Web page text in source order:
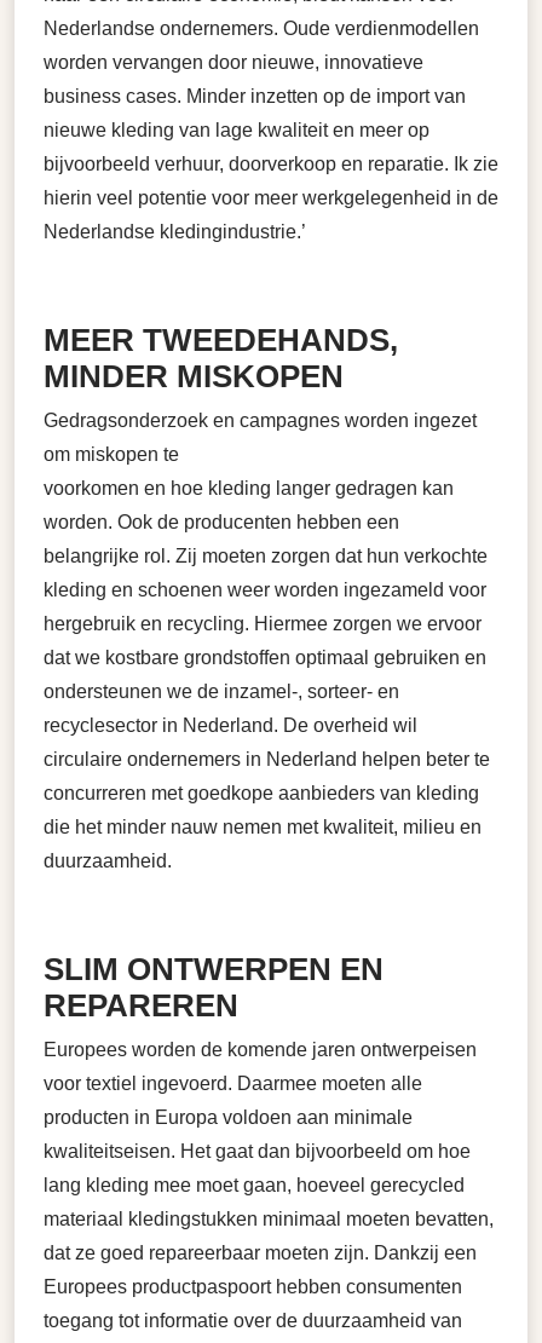
Nederlandse ondernemers. Oude verdienmodellen
worden vervangen door nieuwe, innovatieve
business cases. Minder inzetten op de import van
nieuwe kleding van lage kwaliteit en meer op
bijvoorbeeld verhuur, doorverkoop en reparatie. Ik zie
hierin veel potentie voor meer werkgelegenheid in de
Nederlandse kledingindustrie.’
MEER TWEEDEHANDS,
MINDER MISKOPEN
Gedragsonderzoek en campagnes worden ingezet
om miskopen te
voorkomen en hoe kleding langer gedragen kan
worden. Ook de producenten hebben een
belangrijke rol. Zij moeten zorgen dat hun verkochte
kleding en schoenen weer worden ingezameld voor
hergebruik en recycling. Hiermee zorgen we ervoor
dat we kostbare grondstoffen optimaal gebruiken en
ondersteunen we de inzamel-, sorteer- en
recyclesector in Nederland. De overheid wil
circulaire ondernemers in Nederland helpen beter te
concurreren met goedkope aanbieders van kleding
die het minder nauw nemen met kwaliteit, milieu en
duurzaamheid.
SLIM ONTWERPEN EN
REPAREREN
Europees worden de komende jaren ontwerpeisen
voor textiel ingevoerd. Daarmee moeten alle
producten in Europa voldoen aan minimale
kwaliteitseisen. Het gaat dan bijvoorbeeld om hoe
lang kleding mee moet gaan, hoeveel gerecycled
materiaal kledingstukken minimaal moeten bevatten,
dat ze goed repareerbaar moeten zijn. Dankzij een
Europees productpaspoort hebben consumenten
toegang tot informatie over de duurzaamheid van